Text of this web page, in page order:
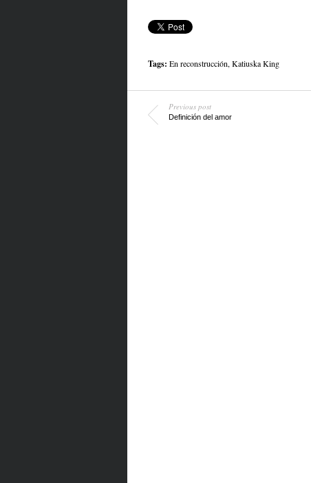
Tags: En reconstrucción, Katiuska King
Previous post
Definición del amor